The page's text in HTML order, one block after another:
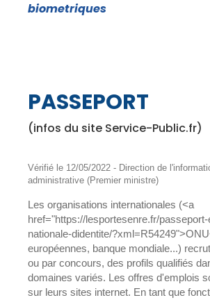
biometriques
PASSEPORT
(infos du site Service-Public.fr)
Vérifié le 12/05/2022 - Direction de
administrative (Premier ministre)
Les organisations internationales (<a
href="https://lesportesenre.fr/
nationale-didentite/
européennes, banque mondiale...)
ou par concours, des profils qualifiés
domaines variés. Les offres d'emplois
sur leurs sites internet. En tant que